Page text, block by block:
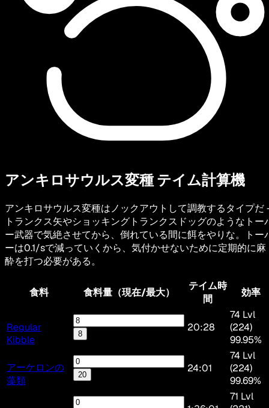
アンキロサウルス変種テイム計算機
アンキロサウルス変種はノックアウトして調教するタイプだ
トランクス矢やショッキングトランクスドッグのようなトー
ー武器で気絶させてから、倒れている間に餌をやりな。トー
ーは0.1/sで減っていくから、気付かせないために定期的に麻
酔を打つ必要がある。
食料 食料量（現在/最大）
テイム時
間
効率
Regular
Kibble
8
20:28
74 Lvl
(224)
99.95%
アーケロンの
藻類
20
24:01
74 Lvl
(224)
99.69%
71 Lvl